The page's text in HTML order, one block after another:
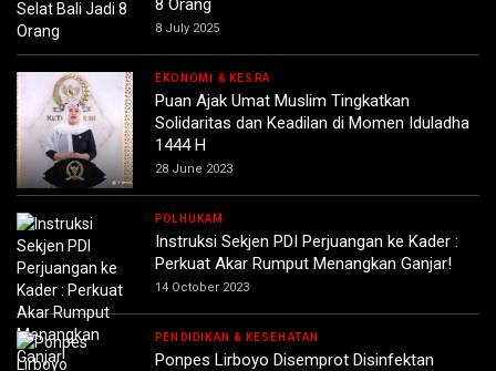
8 Orang
8 July 2025
EKONOMI & KESRA
Puan Ajak Umat Muslim Tingkatkan
Solidaritas dan Keadilan di Momen Iduladha
1444 H
28 June 2023
POLHUKAM
Instruksi Sekjen PDI Perjuangan ke Kader :
Perkuat Akar Rumput Menangkan Ganjar!
14 October 2023
PENDIDIKAN & KESEHATAN
Ponpes Lirboyo Disemprot Disinfektan